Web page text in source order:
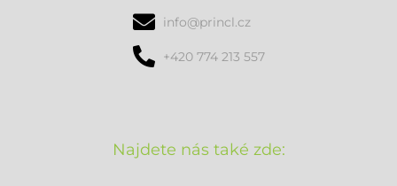
info@princl.cz
+420 774 213 557
Najdete nás také zde: